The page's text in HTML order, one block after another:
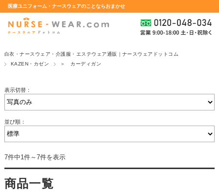
医療ユニフォーム・ナースウェアのことならおまかせ
白衣・ナースウェア・介護服・エステウェア通販｜ナースウェアドットコム
KAZEN・カゼン
＞ カーディガン
表示切替：
並び順：
7件中1件～7件を表示
商品一覧